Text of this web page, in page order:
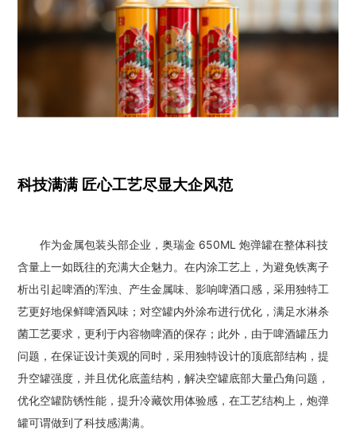
科技满满 匠心工艺尽显大企风范
作为金属包装头部企业，奥瑞金 650ML 炮弹罐在整体科技
含量上一如既往的充满大企魅力。在内涂工艺上，为避免铁离子
析出引起啤酒的浑浊、产生金属味、影响啤酒口感，采用独特工
艺更好地保鲜啤酒风味；对空罐内外涂布进行优化，满足水淋杀
菌工艺要求，更利于内容物啤酒的保存；此外，由于啤酒罐压力
问题，在保证设计美观的同时，采用独特设计的顶底部结构，提
升空罐强度，并且优化底盖结构，解决空罐底部大量凸角问题，
优化空罐防锈性能，提升冷藏饮用体验感，在工艺结构上，炮弹
罐可谓做到了科技感满满。